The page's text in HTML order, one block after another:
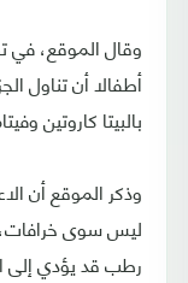
وقال الموقع، في
أطفالا أن تناول
بالبيتا كاروتين
وذكر الموقع أن
ليس سوى خرافات،
رطب قد يؤدي إلى